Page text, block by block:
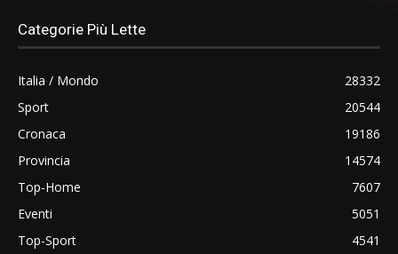
Categorie Più Lette
Italia / Mondo
28332
Sport
20544
Cronaca
19186
Provincia
14574
Top-Home
7607
Eventi
5051
Top-Sport
4541